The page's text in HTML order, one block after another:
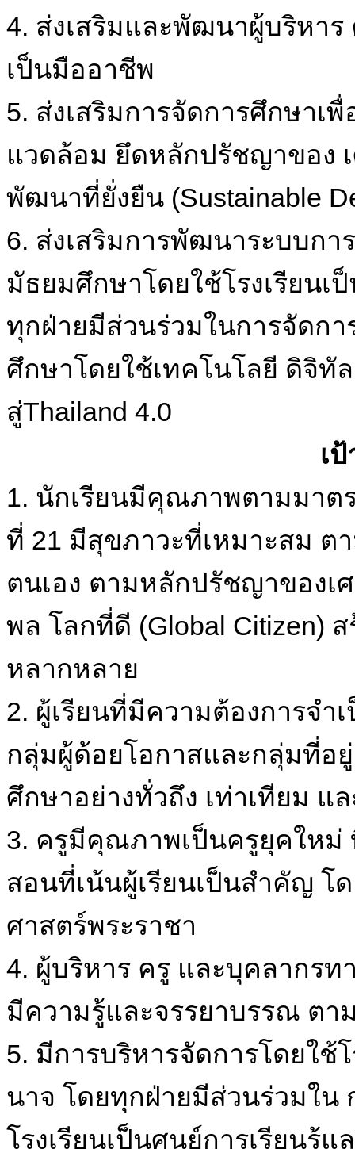
4. ส่งเสริมและพัฒนาผู้บริหา
เป็นมืออาชีพ
5. ส่งเสริมการจัดการศึกษา
แวดล้อม ยึดหลักปรัชญาของ
พัฒนาที่ยั่งยืน (Sustainable
6. ส่งเสริมการพัฒนาระบบกา
มัธยมศึกษาโดยใช้โรงเรียนเ
ทุกฝ่ายมีส่วนร่วมในการจัดกา
ศึกษาโดยใช้เทคโนโลยี ดิจิทั
สู่Thailand 4.0
เ
1. นักเรียนมีคุณภาพตามมาต
ที่ 21 มีสุขภาวะที่เหมาะสม ต
ตนเอง ตามหลักปรัชญาของเ
พล โลกที่ดี (Global Citizen)
หลากหลาย
2. ผู้เรียนที่มีความต้องการจ
กลุ่มผู้ด้อยโอกาสและกลุ่มที่อ
ศึกษาอย่างทั่วถึง เท่าเทียม
3. ครูมีคุณภาพเป็นครูยุคใหม่
สอนที่เน้นผู้เรียนเป็นสำคัญ โ
ศาสตร์พระราชา
4. ผู้บริหาร ครู และบุคลากรท
มีความรู้และจรรยาบรรณ ตา
5. มีการบริหารจัดการโดยใช้
นาจ โดยทุกฝ่ายมีส่วนร่วมใน
โรงเรียนเป็นศูนย์การเรียนรู้